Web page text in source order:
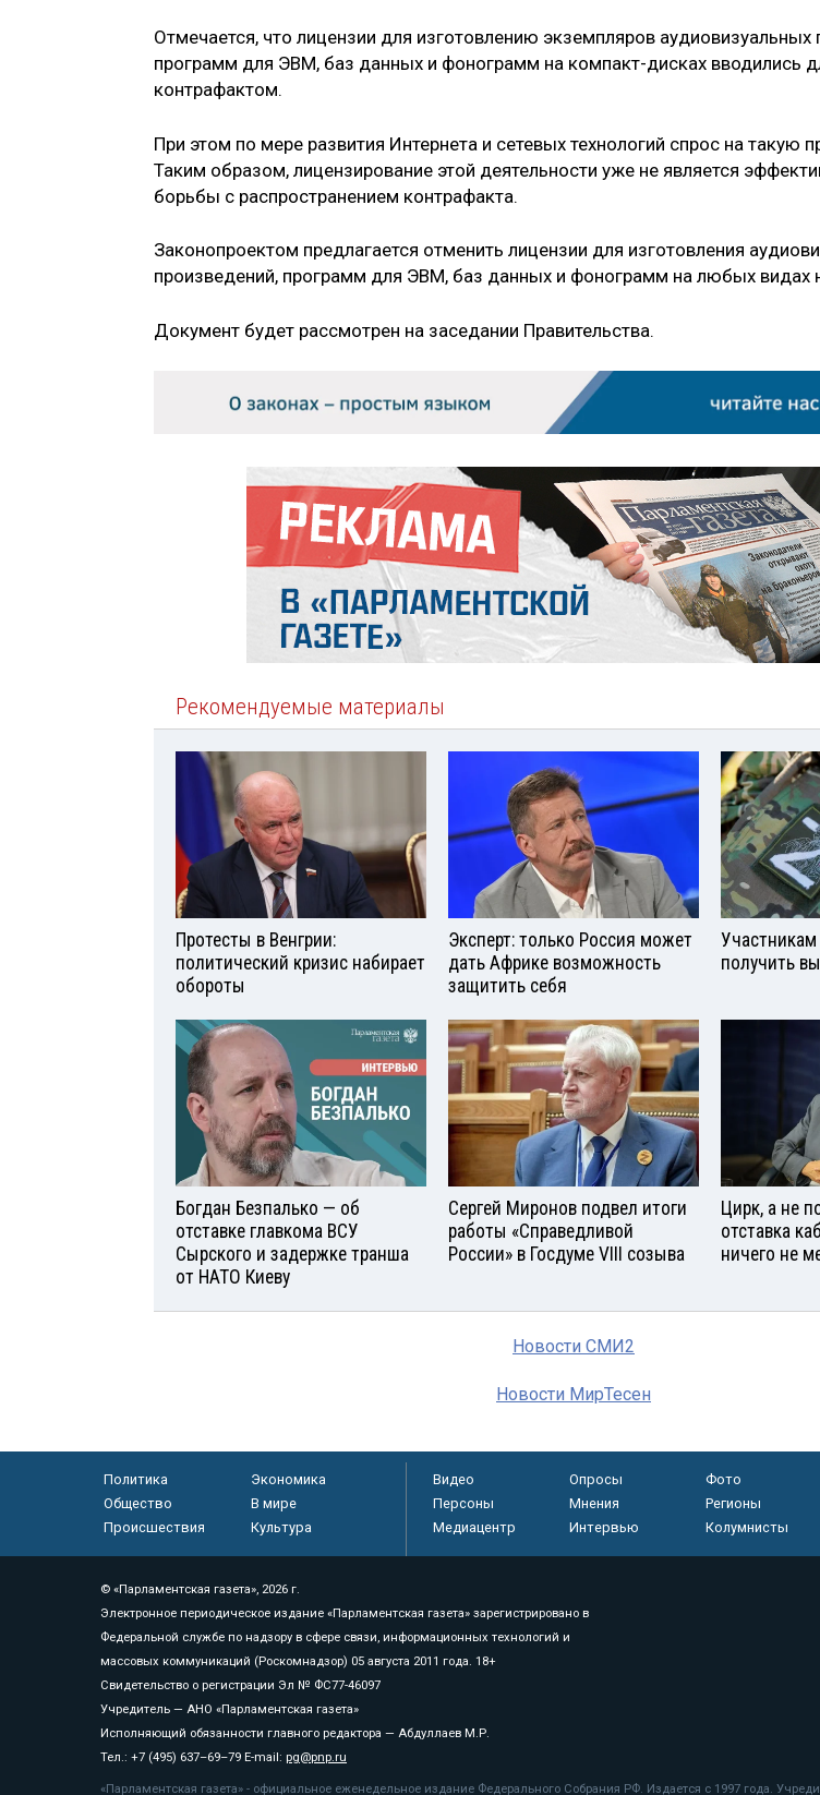
Отмечается, что лицензии для изготовлению экземпляров аудиовизуальных
программ для ЭВМ, баз данных и фонограмм на компакт-дисках вводились
контрафактом.
При этом по мере развития Интернета и сетевых технологий спрос на такую
Таким образом, лицензирование этой деятельности уже не является
борьбы с распространением контрафакта.
Законопроектом предлагается отменить лицензии для изготовления
произведений, программ для ЭВМ, баз данных и фонограмм на любых видах
Документ будет рассмотрен на заседании Правительства.
Рекомендуемые материалы
Протесты в Венгрии:
политический кризис набирает
обороты
Эксперт: только Россия может
дать Африке возможность
защитить себя
получить
Богдан Безпалько — об
отставке главкома ВСУ
Сырского и задержке транша
от НАТО Киеву
Сергей Миронов подвел итоги
работы «Справедливой
России» в Госдуме VIII созыва
Цирк, а не
отставка
ничего не
Новости СМИ2
Новости МирТесен
Политика
Экономика
Общество
В мире
Происшествия
Культура
Видео Опросы
Фото
Персоны
Мнения
Регионы
Медиацентр
Интервью Колумнисты
© «Парламентская газета», 2026 г.
Электронное периодическое издание «Парламентская газета» зарегистрировано в
Федеральной службе по надзору в сфере связи, информационных технологий и
массовых коммуникаций (Роскомнадзор) 05 августа 2011 года. 18+
Свидетельство о регистрации Эл № ФС77-46097
Учредитель — АНО «Парламентская газета»
Исполняющий обязанности главного редактора — Абдуллаев М.Р.
Тел.: +7 (495) 637–69–79 E-mail: pg@pnp.ru
«Парламентская газета» - официальное еженедельное издание Федерального Собрания РФ. Издается с 1997 года.